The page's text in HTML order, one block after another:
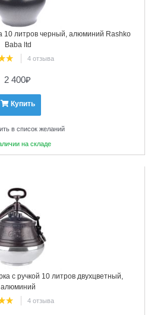
10 литров черный, алюминий Rashko
Baba ltd
4 отзыва
2 400₽
Купить
в список желаний
на складе
с ручкой 10 литров двухцветный,
алюминий
4 отзыва